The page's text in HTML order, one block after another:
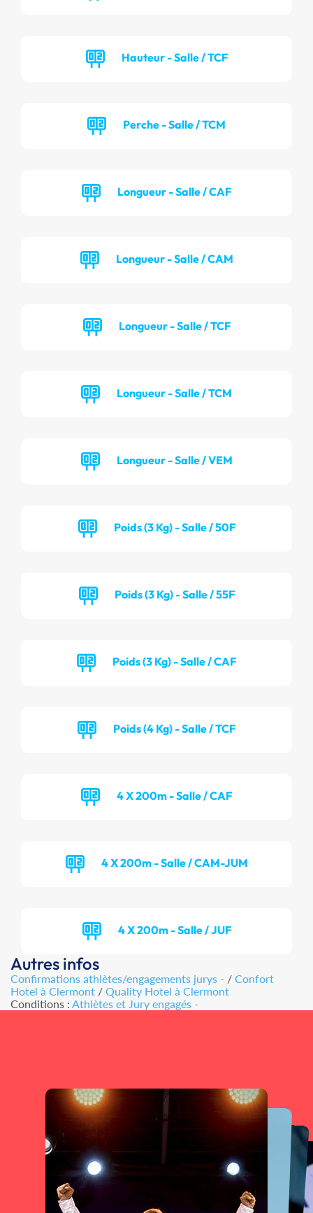
Hauteur - Salle / TCF
Perche - Salle / TCM
Longueur - Salle / CAF
Longueur - Salle / CAM
Longueur - Salle / TCF
Longueur - Salle / TCM
Longueur - Salle / VEM
Poids (3 Kg) - Salle / 50F
Poids (3 Kg) - Salle / 55F
Poids (3 Kg) - Salle / CAF
Poids (4 Kg) - Salle / TCF
4 X 200m - Salle / CAF
4 X 200m - Salle / CAM-JUM
4 X 200m - Salle / JUF
Autres infos
Confirmations athlètes/engagements jurys - / Confort
Hotel à Clermont / Quality Hotel à Clermont
Conditions : Athlètes et Jury engagés -